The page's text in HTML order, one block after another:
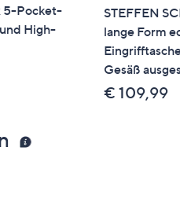
5-Pocket-
High-
STEFFEN
lange Form
Gesäß
€ 109,99